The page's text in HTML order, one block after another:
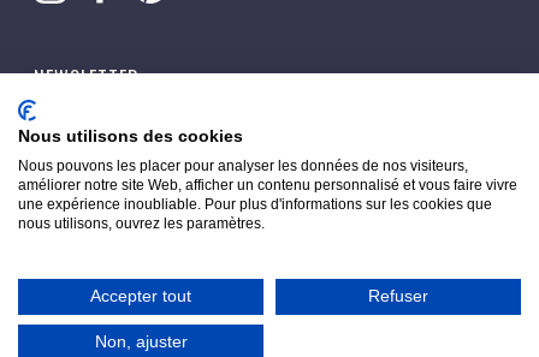
NEWSLETTER
Copyright © 2026 Pippacorner. Tous droits réservés.
Nous utilisons des cookies
Nous pouvons les placer pour analyser les données de nos visiteurs,
améliorer notre site Web, afficher un contenu personnalisé et vous faire vivre
une expérience inoubliable. Pour plus d'informations sur les cookies que
nous utilisons, ouvrez les paramètres.
Accepter tout Refuser
Non, ajuster